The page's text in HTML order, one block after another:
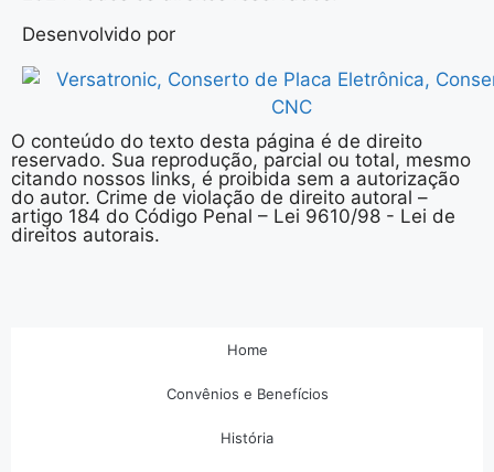
Desenvolvido por
O conteúdo do texto desta página é de direito
reservado. Sua reprodução, parcial ou total, mesmo
citando nossos links, é proibida sem a autorização
do autor. Crime de violação de direito autoral –
artigo 184 do Código Penal – Lei 9610/98 - Lei de
direitos autorais.
Home
Convênios e Benefícios
História